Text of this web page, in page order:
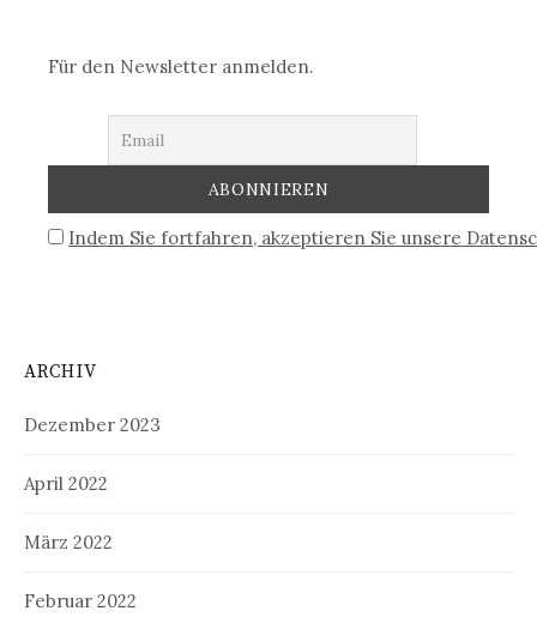
Für den Newsletter anmelden.
Indem Sie fortfahren, akzeptieren Sie unsere
ARCHIV
Dezember 2023
April 2022
März 2022
Februar 2022